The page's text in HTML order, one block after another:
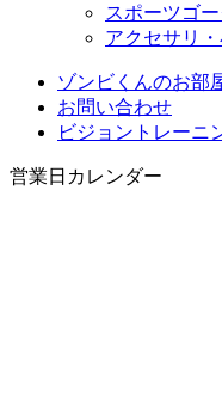
スポーツゴ
アクセサリ
ゾンビくんのお部
お問い合わせ
ビジョントレーニ
営業日カレンダー